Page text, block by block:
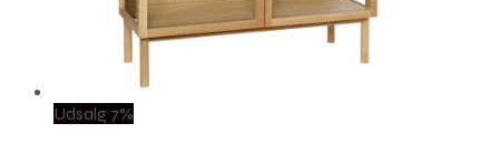
Udsalg 7%